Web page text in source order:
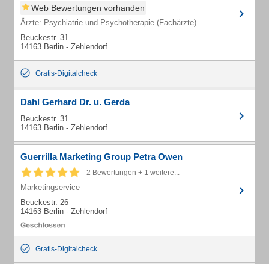
Web Bewertungen vorhanden
Ärzte: Psychiatrie und Psychotherapie (Fachärzte)
Beuckestr. 31
14163 Berlin - Zehlendorf
Gratis-Digitalcheck
Dahl Gerhard Dr. u. Gerda
Beuckestr. 31
14163 Berlin - Zehlendorf
Guerrilla Marketing Group Petra Owen
2 Bewertungen + 1 weitere...
Marketingservice
Beuckestr. 26
14163 Berlin - Zehlendorf
Gratis-Digitalcheck